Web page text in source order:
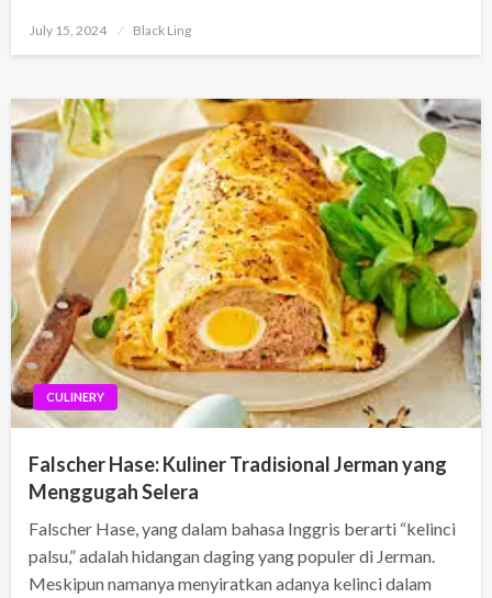
Posted
July 15, 2024 Black Ling
CULINERY
Falscher Hase: Kuliner Tradisional Jerman yang
Menggugah Selera
Falscher Hase, yang dalam bahasa Inggris berarti “kelinci
palsu,” adalah hidangan daging yang populer di Jerman.
Meskipun namanya menyiratkan adanya kelinci dalam